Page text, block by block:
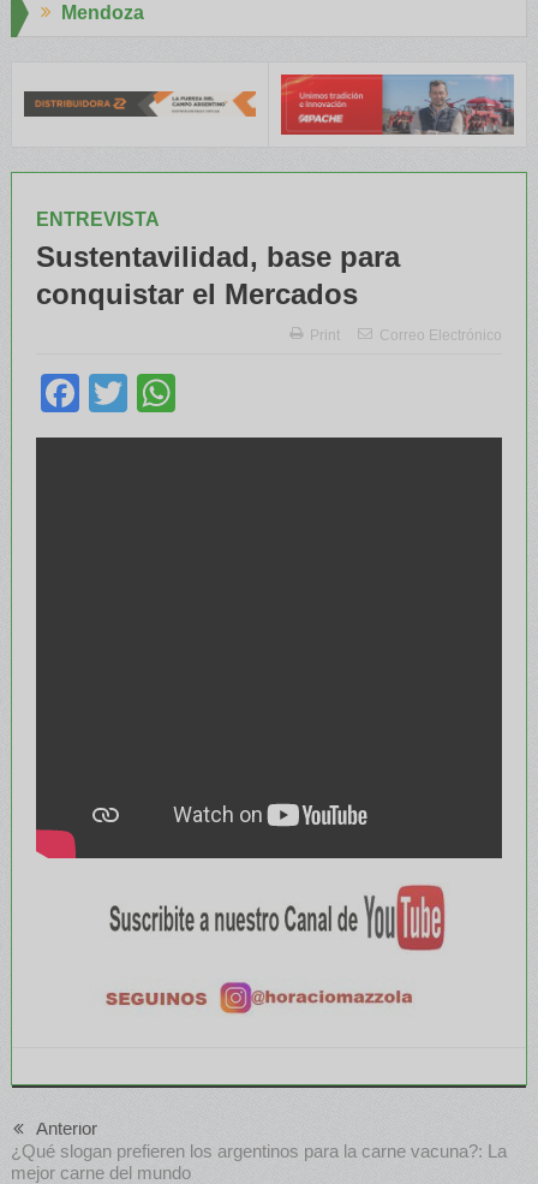
ENTREVISTA
Sustentavilidad, base para
conquistar el Mercados
Print Correo Electrónico
Facebook
Twitter
Anterior
¿Qué slogan prefieren los argentinos para la carne vacuna?: La
mejor carne del mundo